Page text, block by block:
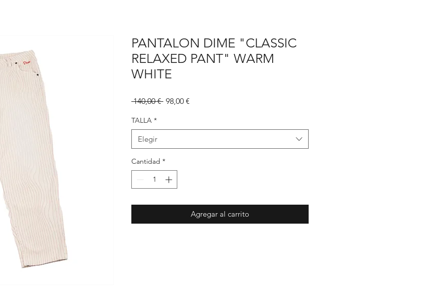
PANTALON DIME "CLASSIC
RELAXED PANT" WARM
WHITE
140,00 € Precio
98,00 €
TALLA *
Elegir
Cantidad *
Agregar al carrito